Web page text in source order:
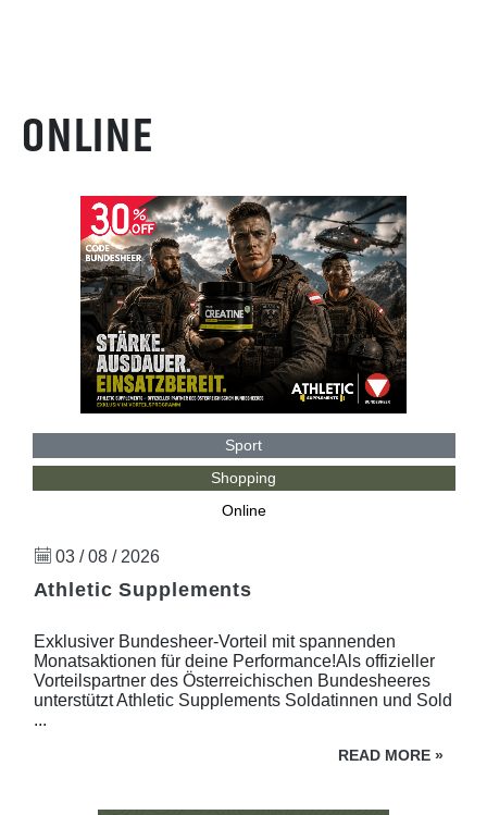
ONLINE
Sport
Shopping
Online
03 / 08 / 2026
Athletic Supplements
Exklusiver Bundesheer-Vorteil mit spannenden
Monatsaktionen für deine Performance!Als offizieller
Vorteilspartner des Österreichischen Bundesheeres
unterstützt Athletic Supplements Soldatinnen und Sold
...
READ MORE »